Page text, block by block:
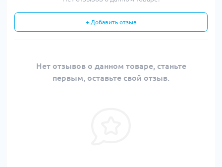
+ Добавить отзыв
Нет отзывов о данном товаре, станьте
первым, оставьте свой отзыв.